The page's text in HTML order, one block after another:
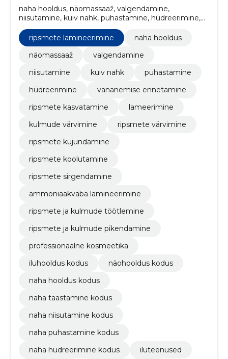
naha hooldus, näomassaaž, valgendamine,
niisutamine, kuiv nahk, puhastamine, hüdreerimine,
vananemise ennetamine, ripsmete kasvatamine,
ripsmete lamineerimine
ripsmete lamineerimine
naha hooldus
näomassaaž
valgendamine
niisutamine
kuiv nahk
puhastamine
hüdreerimine
vananemise ennetamine
ripsmete kasvatamine
lameerimine
kulmude värvimine
ripsmete värvimine
ripsmete kujundamine
ripsmete koolutamine
ripsmete sirgendamine
ammoniaakvaba lamineerimine
ripsmete ja kulmude töötlemine
ripsmete ja kulmude pikendamine
professionaalne kosmeetika
iluhooldus kodus
näohooldus kodus
naha hooldus kodus
naha taastamine kodus
naha niisutamine kodus
naha puhastamine kodus
naha hüdreerimine kodus
iluteenused